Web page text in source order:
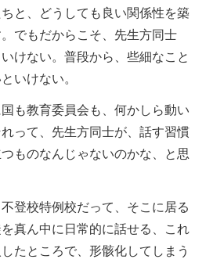
と、どうしても良い関係性を築
でもだからこそ、先生方同士
けない。普段から、些細なこと
いけない。
も教育委員会も、何かしら動い
って、先生方同士が、話す習慣
ものなんじゃないのかな、と思
登校特例校だって、そこに居る
真ん中に日常的に話せる、これ
たところで、形骸化してしまう